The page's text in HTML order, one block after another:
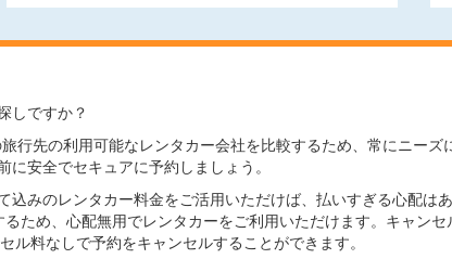
しですか？
行先の利用可能なレンタカー会社を比較するため、常にニー
安全でセキュアに予約しましょう。
込みのレンタカー料金をご活用いただけば、払いすぎる心配は
ため、心配無用でレンタカーをご利用いただけます。キャン
料なしで予約をキャンセルすることができます。